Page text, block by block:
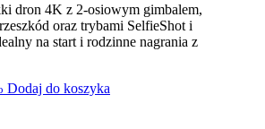
dron 4K z 2-osiowym gimbalem,
oraz trybami SelfieShot i
na start i rodzinne nagrania z
Dodaj do koszyka